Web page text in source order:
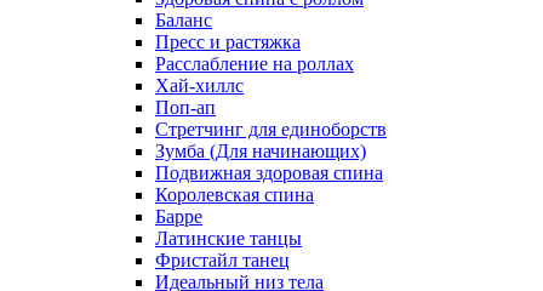
Баланс
Пресс и растяжка
Расслабление на роллах
Хай-хиллс
Поп-ап
Стретчинг для единоборств
Зумба (Для начинающих)
Подвижная здоровая спина
Королевская спина
Барре
Латинские танцы
Фристайл танец
Идеальный низ тела